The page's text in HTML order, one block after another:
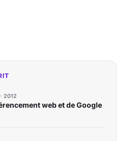
2012
web et de Google